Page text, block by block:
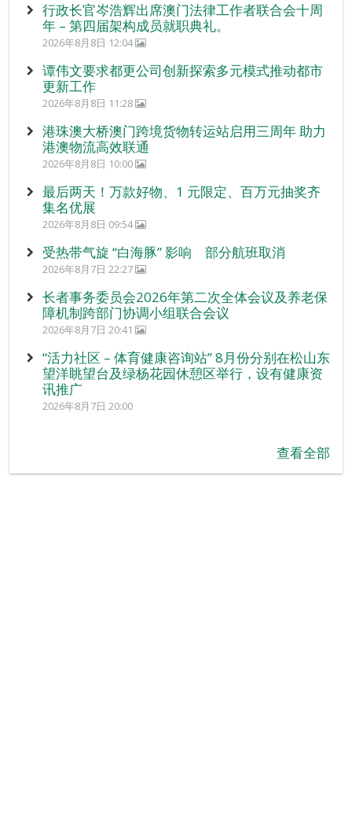
行政长官岑浩辉出席澳门法律工作者联合会十周
年 – 第四届架构成员就职典礼。
2026年8月8日 12:04
谭伟文要求都更公司创新探索多元模式推动都市
更新工作
2026年8月8日 11:28
港珠澳大桥澳门跨境货物转运站启用三周年 助力
港澳物流高效联通
2026年8月8日 10:00
最后两天！万款好物、1 元限定、百万元抽奖齐
集名优展
2026年8月8日 09:54
受热带气旋 “白海豚” 影响 部分航班取消
2026年8月7日 22:27
长者事务委员会2026年第二次全体会议及养老保
障机制跨部门协调小组联合会议
2026年8月7日 20:41
“活力社区 – 体育健康咨询站” 8月份分别在松山东
望洋眺望台及绿杨花园休憩区举行，设有健康资
讯推广
2026年8月7日 20:00
查看全部